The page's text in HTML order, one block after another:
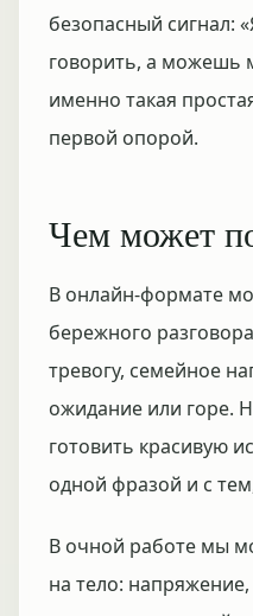
безопасный сигнал:
говорить, а можешь
именно такая
первой опорой.
Чем может
В онлайн-формате
бережного
тревогу, семейное
ожидание или горе.
готовить красивую
одной фразой и с
В очной работе мы
на тело: